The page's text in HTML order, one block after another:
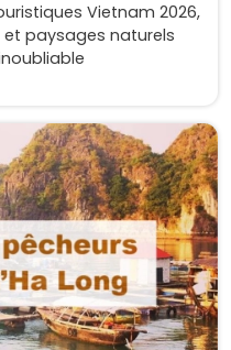
Vietnam 2026,
et paysages naturels